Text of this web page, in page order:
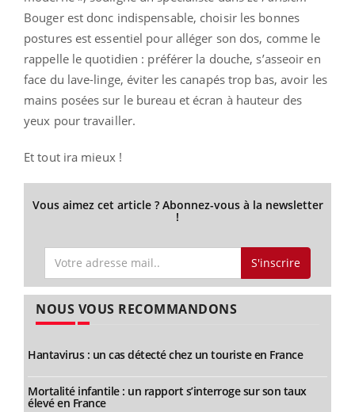
Bouger est donc indispensable, choisir les bonnes
postures est essentiel pour alléger son dos, comme le
rappelle le quotidien : préférer la douche, s’asseoir en
face du lave-linge, éviter les canapés trop bas, avoir les
mains posées sur le bureau et écran à hauteur des
yeux pour travailler.
Et tout ira mieux !
Vous aimez cet article ? Abonnez-vous à la newsletter
!
S'inscrire
NOUS VOUS RECOMMANDONS
Hantavirus : un cas détecté chez un touriste en France
Mortalité infantile : un rapport s’interroge sur son taux
élevé en France